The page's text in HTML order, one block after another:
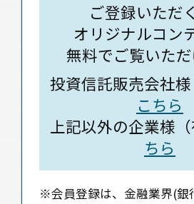
ご登録いただ
オリジナルコン
無料でご覧いただ
投資信託販売会社
こちら
上記以外の企業様
ちら
※会員登録は、金融業界(銀